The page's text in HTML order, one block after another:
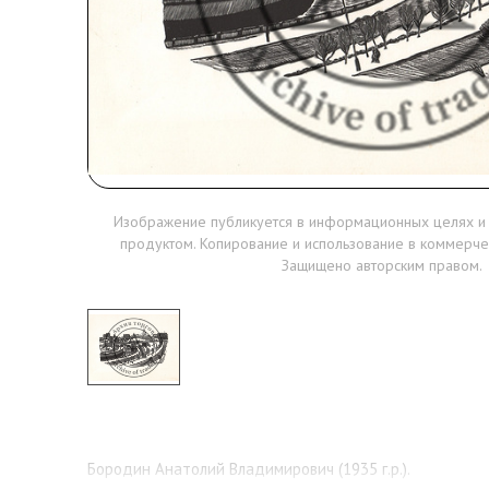
Изображение публикуется в информационных целях
продуктом. Копирование и использование в
Защищено авторским правом.
Бородин Анатолий Владимирович (1935 г.р.).